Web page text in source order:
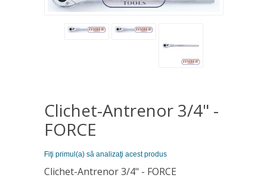
Clichet-Antrenor 3/4" -
FORCE
Fiţi primul(a) să analizaţi acest produs
Clichet-Antrenor 3/4" - FORCE